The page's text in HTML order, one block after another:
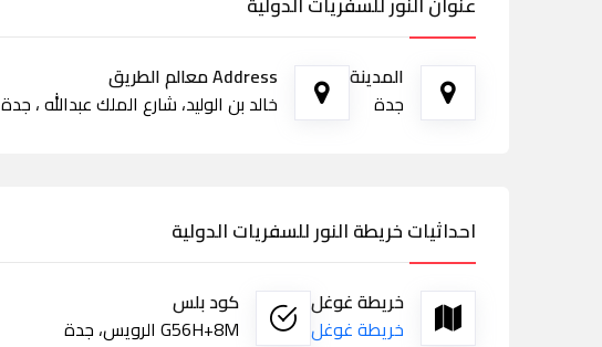
المدينة
جدة
Address معالم الطريق
خالد بن الوليد، شارع الملك عبدالله ، جدة 23214
احداثيات خريطة النور للسفريات الدولية
خريطة غوغل
خريطة غوغل
كود بلس
G56H+8M الرويس، جدة